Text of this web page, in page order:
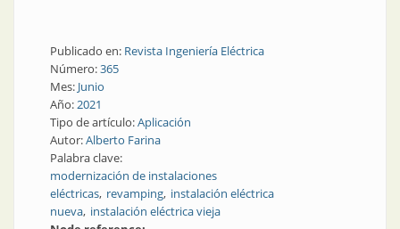
Publicado en: Revista Ingeniería Eléctrica
Número:365
Mes: Junio
Año:2021
Tipo de artículo:Aplicación
Autor:Alberto Farina
Palabra clave:
modernización de instalaciones
eléctricas revamping instalación eléctrica
nueva instalación eléctrica vieja